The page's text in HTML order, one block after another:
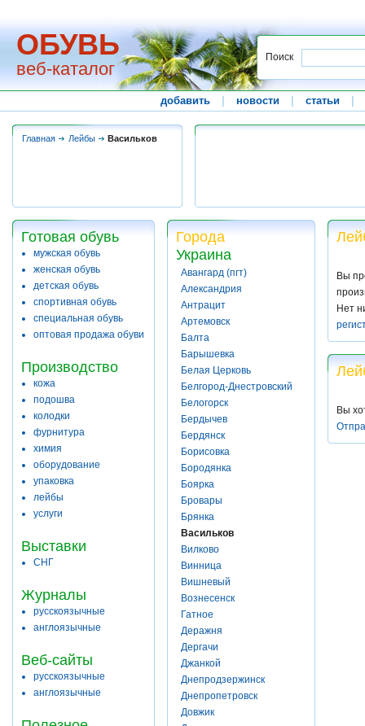
ОБУВЬ
веб-каталог
Поиск
добавить новости статьи
Главная Лейбы Васильков
Готовая обувь
мужская обувь
женская обувь
детская обувь
спортивная обувь
специальная обувь
оптовая продажа обуви
Производство
кожа
подошва
колодки
фурнитура
химия
оборудование
упаковка
лейбы
услуги
Выставки
СНГ
Журналы
русскоязычные
англоязычные
Веб-сайты
русскоязычные
англоязычные
Города
Украина
Авангард (пгт)
Александрия
Антрацит
Артемовск
Балта
Барышевка
Белая Церковь
Белгород-Днестровский
Белогорск
Бердычев
Бердянск
Борисовка
Бородянка
Боярка
Бровары
Брянка
Васильков
Вилково
Винница
Вишневый
Вознесенск
Гатное
Деражня
Дергачи
Джанкой
Днепродзержинск
Днепропетровск
Довжик
Вы
Нет
Вы